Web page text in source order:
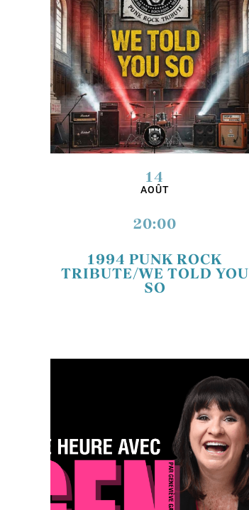
14
AOÛT
20:00
1994 PUNK ROCK
TRIBUTE/WE TOLD YOU
SO